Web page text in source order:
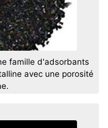
famille d'adsorbants
avec une porosité